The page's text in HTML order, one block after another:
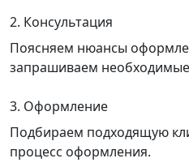
2. Консультация
Поясняем нюансы
запрашиваем
3. Оформление
Подбираем подходящую
процесс оформления.